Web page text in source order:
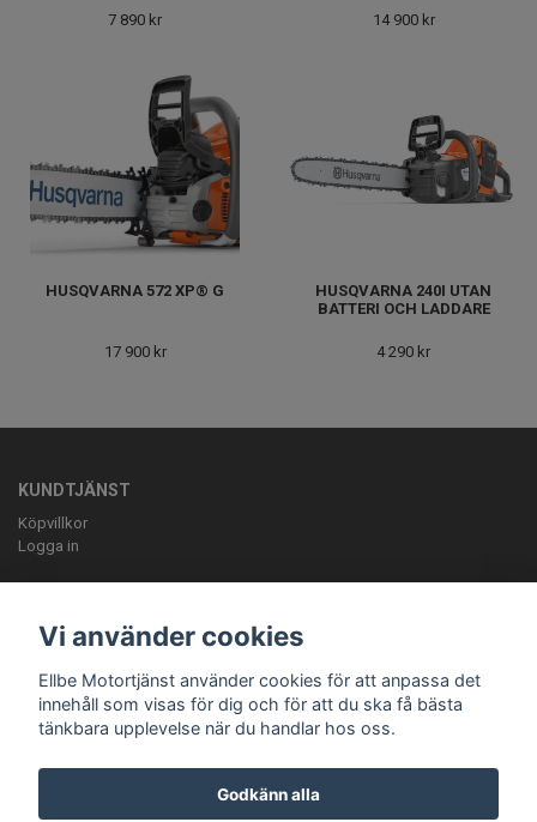
7 890 kr 14 900 kr
HUSQVARNA 572 XP® G
17 900 kr
HUSQVARNA 240I​ UTAN
BATTERI OCH LADDARE
4 290 kr
KUNDTJÄNST
Köpvillkor
Logga in
info@ellbemotortjanst.seÖppettider: Måndag -Torsdag 8-18 Fredag 8-
Vi använder cookies
Ellbe Motortjänst använder cookies för att anpassa det
innehåll som visas för dig och för att du ska få bästa
tänkbara upplevelse när du handlar hos oss.
Godkänn alla